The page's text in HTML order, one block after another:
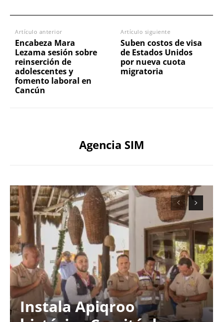
Artículo anterior
Encabeza Mara
Lezama sesión sobre
reinserción de
adolescentes y
fomento laboral en
Cancún
Artículo siguiente
Suben costos de visa
de Estados Unidos
por nueva cuota
migratoria
Agencia SIM
Instala Apiqroo